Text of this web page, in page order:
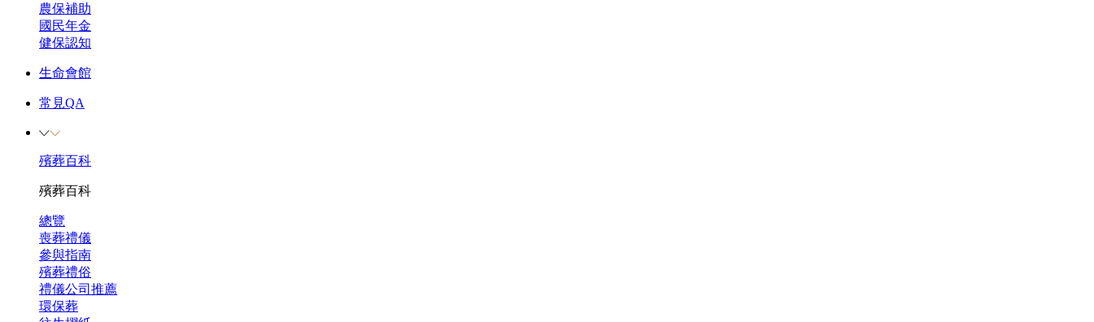
農保補助
國民年金
健保認知
生命會館
常見QA
殯葬百科
殯葬百科
總覽
喪葬禮儀
參與指南
殯葬禮俗
禮儀公司推薦
環保葬